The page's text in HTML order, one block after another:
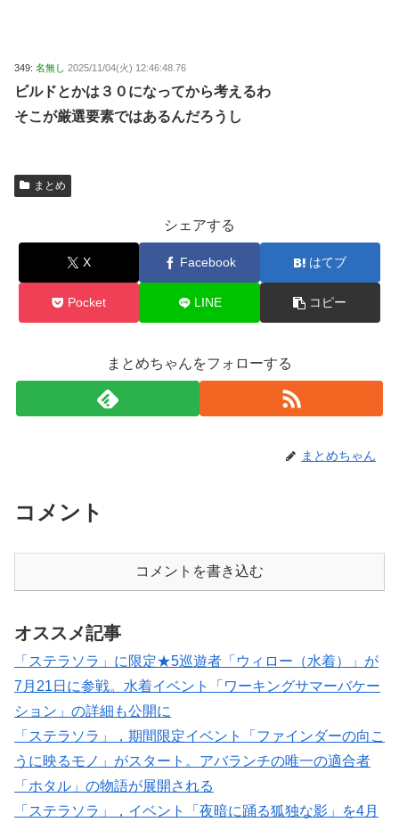
349: 名無し 2025/11/04(火) 12:46:48.76
ビルドとかは３０になってから考えるわ
そこが厳選要素ではあるんだろうし
まとめ
シェアする
X Facebook はてブ
Pocket LINE コピー
まとめちゃんをフォローする
まとめちゃん
コメント
コメントを書き込む
オススメ記事
「ステラソラ」に限定★5巡遊者「ウィロー（水着）」が
7月21日に参戦。水着イベント「ワーキングサマーバケー
ション」の詳細も公開に
「ステラソラ」，期間限定イベント「ファインダーの向こ
うに映るモノ」がスタート。アバランチの唯一の適合者
「ホタル」の物語が展開される
「ステラソラ」，イベント「夜暗に踊る狐独な影」を4月